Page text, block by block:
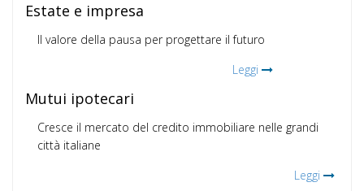
Estate e impresa
Il valore della pausa per progettare il futuro
Leggi
Mutui ipotecari
Cresce il mercato del credito immobiliare nelle grandi
città italiane
Leggi